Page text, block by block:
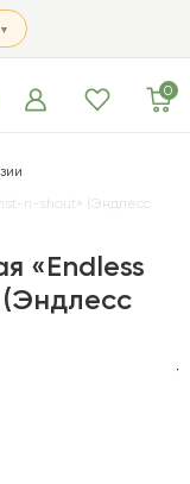
▼
0
n-shout» (Эндлесс
«Endless